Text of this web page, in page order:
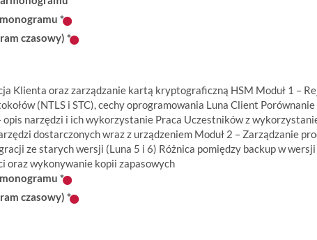
*
czasowy) *
Klienta oraz zarządzanie kartą kryptograficzną HSM Moduł 1 –
(NTLS i STC), cechy oprogramowania Luna Client
opis narzędzi i ich wykorzystanie Praca Uczestników z
dostarczonych wraz z urządzeniem Moduł 2 – Zarządzanie
ze starych wersji (Luna 5 i 6) Różnica pomiędzy backup w
oraz wykonywanie kopii zapasowych
*
czasowy) *